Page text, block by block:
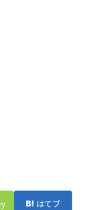
はてブ